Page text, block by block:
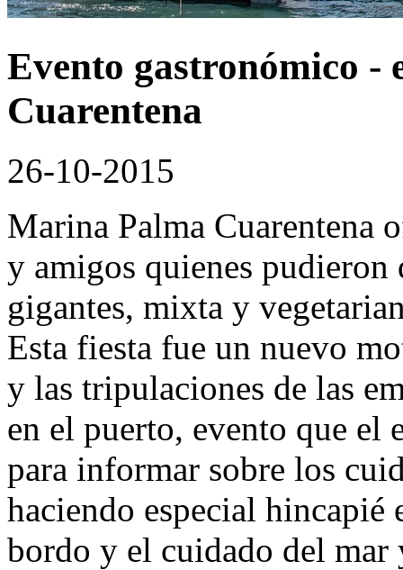
Evento gastronómico -
Cuarentena
26-10-2015
Marina Palma Cuarentena
y amigos quienes pudieron
gigantes, mixta y
Esta fiesta fue un nuevo
y las tripulaciones de las
en el puerto, evento que el
para informar sobre los
haciendo especial
bordo y el cuidado del mar